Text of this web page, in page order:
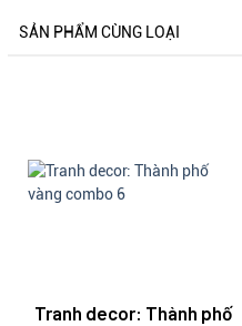
SẢN PHẨM CÙNG LOẠI
Tranh decor: Thành phố